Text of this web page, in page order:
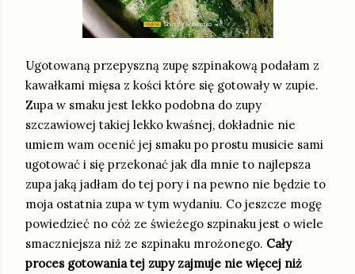
Ugotowaną przepyszną zupę szpinakową podałam z
kawałkami mięsa z kości które się gotowały w zupie.
Zupa w smaku jest lekko podobna do zupy
szczawiowej takiej lekko kwaśnej, dokładnie nie
umiem wam ocenić jej smaku po prostu musicie sami
ugotować i się przekonać jak dla mnie to najlepsza
zupa jaką jadłam do tej pory i na pewno nie będzie to
moja ostatnia zupa w tym wydaniu. Co jeszcze mogę
powiedzieć no cóż ze świeżego szpinaku jest o wiele
smaczniejsza niż ze szpinaku mrożonego. Cały
proces gotowania tej zupy zajmuje nie więcej niż